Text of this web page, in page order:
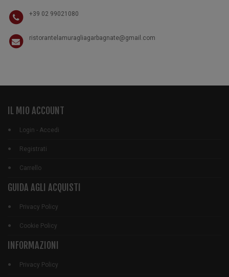
+39 02 99021080
ristorantelamuragliagarbagnate@gmail.com
IL MIO ACCOUNT
Login - Accedi
Registrati
Carrello
GUIDA AGLI ACQUISTI
Privacy Policy
Cookie Policy
INFORMAZIONI
Privacy Policy